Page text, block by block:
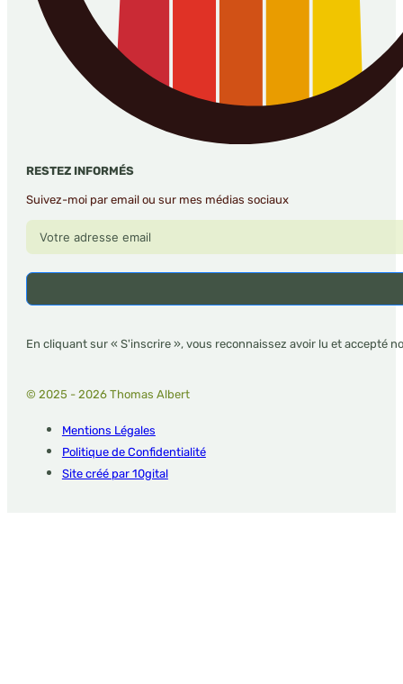
RESTEZ INFORMÉS
Suivez-moi par email ou sur mes médias sociaux
En cliquant sur « S'inscrire », vous reconnaissez avoir lu et accepté
© 2025 - 2026 Thomas Albert
Mentions Légales
Politique de Confidentialité
Site créé par 10gital